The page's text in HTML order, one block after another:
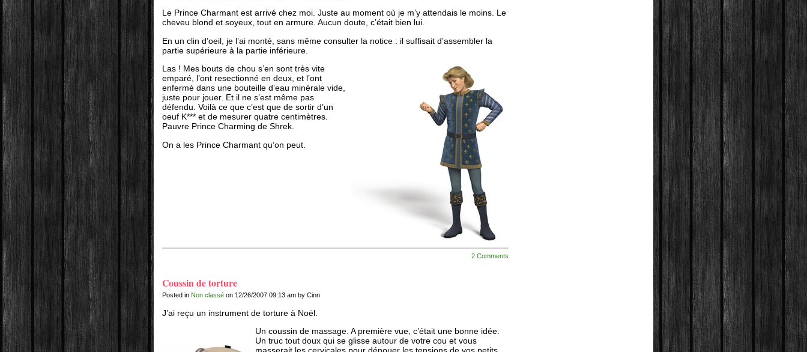
Le Prince Charmant est arrivé chez moi. Juste au moment où je m’y attendais le moins. Le
cheveu blond et soyeux, tout en armure. Aucun doute, c’était bien lui.
En un clin d’oeil, je l’ai monté, sans même consulter la notice : il suffisait d’assembler la
partie supérieure à la partie inférieure.
Las ! Mes bouts de chou s’en sont très vite
emparé, l’ont resectionné en deux, et l’ont
enfermé dans une bouteille d’eau minérale vide,
juste pour jouer. Et il ne s’est même pas
défendu. Voilà ce que c’est que de sortir d’un
oeuf K*** et de mesurer quatre centimètres.
Pauvre Prince Charming de Shrek.
On a les Prince Charmant qu’on peut.
2 Comments
Coussin de torture
Posted in Non classé on 12/26/2007 09:13 am by Cinn
J’ai reçu un instrument de torture à Noël.
Un coussin de massage. A première vue, c’était une bonne idée.
Un truc tout doux qui se glisse autour de votre cou et vous